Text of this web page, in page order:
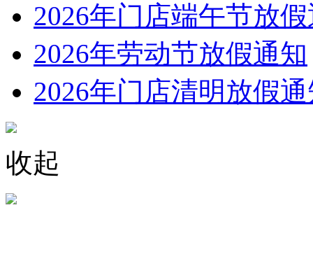
2026年门店端午节放
2026年劳动节放假通知
2026年门店清明放假
收起